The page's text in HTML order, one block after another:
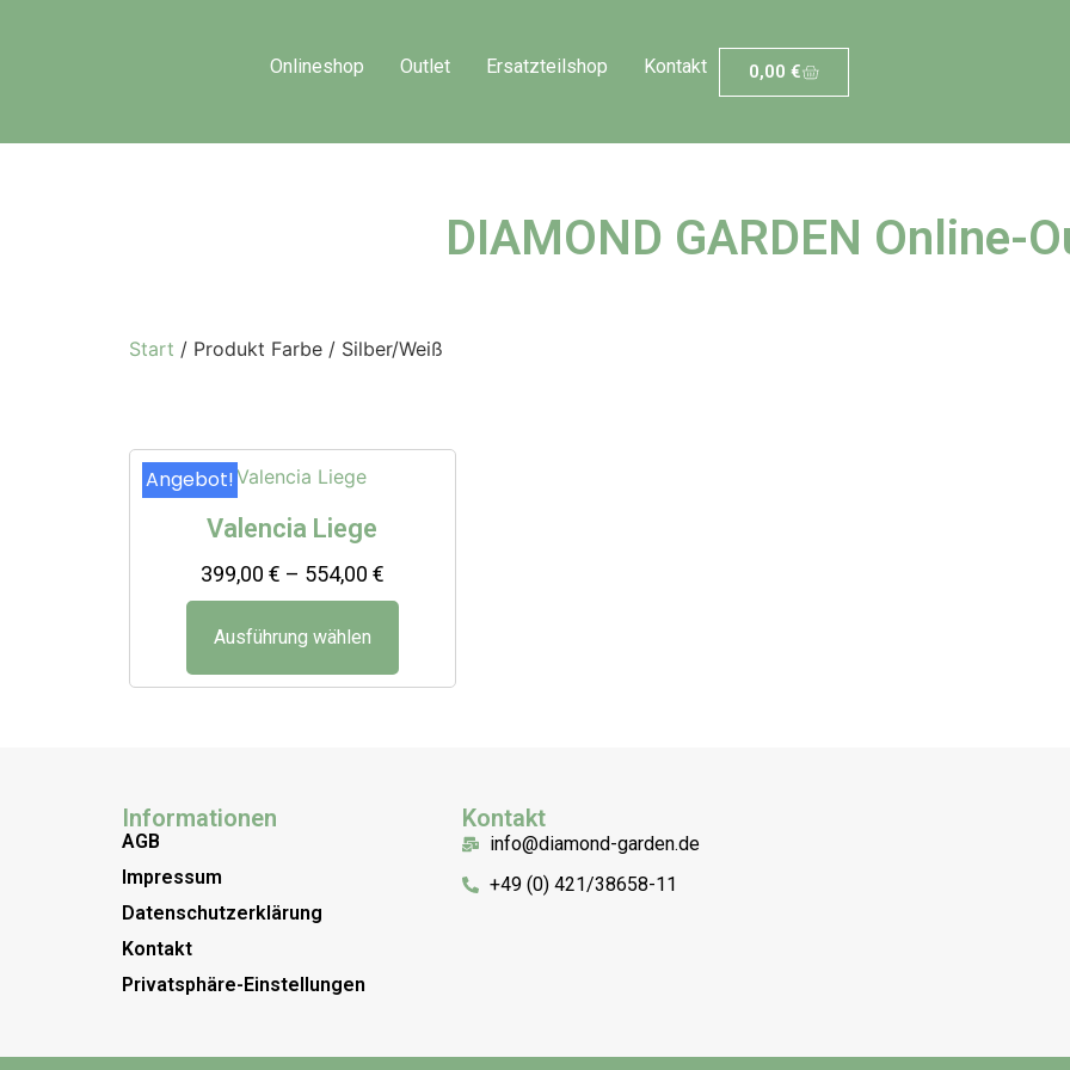
Onlineshop Outlet Ersatzteilshop Kontakt 0,00 €
DIAMOND GARDEN Online-
Start / Produkt Farbe / Silber/Weiß
Angebot!
Valencia Liege
399,00 € – 554,00 €
Ausführung wählen
Informationen
AGB
Impressum
Datenschutzerklärung
Kontakt
Privatsphäre-Einstellungen
Kontakt
info@diamond-garden.de
+49 (0) 421/38658-11